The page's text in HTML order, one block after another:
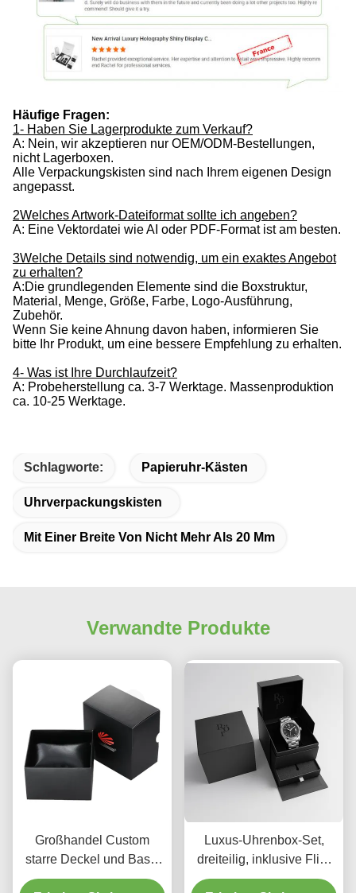
Häufige Fragen:
1- Haben Sie Lagerprodukte zum Verkauf?
A: Nein, wir akzeptieren nur OEM/ODM-Bestellungen,
nicht Lagerboxen.
Alle Verpackungskisten sind nach Ihrem eigenen Design
angepasst.
2Welches Artwork-Dateiformat sollte ich angeben?
A: Eine Vektordatei wie AI oder PDF-Format ist am besten.
3Welche Details sind notwendig, um ein exaktes Angebot
zu erhalten?
A:Die grundlegenden Elemente sind die Boxstruktur,
Material, Menge, Größe, Farbe, Logo-Ausführung,
Zubehör.
Wenn Sie keine Ahnung davon haben, informieren Sie
bitte Ihr Produkt, um eine bessere Empfehlung zu erhalten.
4- Was ist Ihre Durchlaufzeit?
A: Probeherstellung ca. 3-7 Werktage. Massenproduktion
ca. 10-25 Werktage.
Schlagworte: Papieruhr-Kästen
Uhrverpackungskisten
Mit Einer Breite Von Nicht Mehr Als 20 Mm
Verwandte Produkte
Großhandel Custom
starre Deckel und Basis
Box mit Hülle für
Luxus-Uhrenbox-Set,
dreiteilig, inklusive Flip-
Top-Box, Schubladenbox